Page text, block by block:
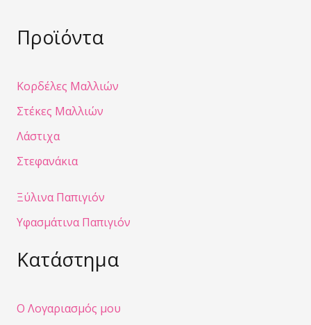
Προϊόντα
Κορδέλες Μαλλιών
Στέκες Μαλλιών
Λάστιχα
Στεφανάκια
Ξύλινα Παπιγιόν
Υφασμάτινα Παπιγιόν
Κατάστημα
Ο Λογαριασμός μου